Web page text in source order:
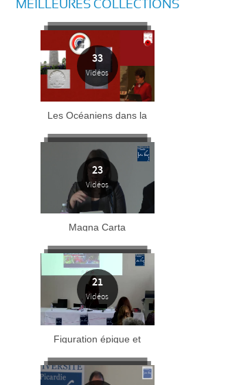
MEILLEURES COLLECTIONS
33
Vidéos
Les Océaniens dans la
23
Vidéos
Magna Carta
21
Vidéos
Figuration épique et
grande guerre